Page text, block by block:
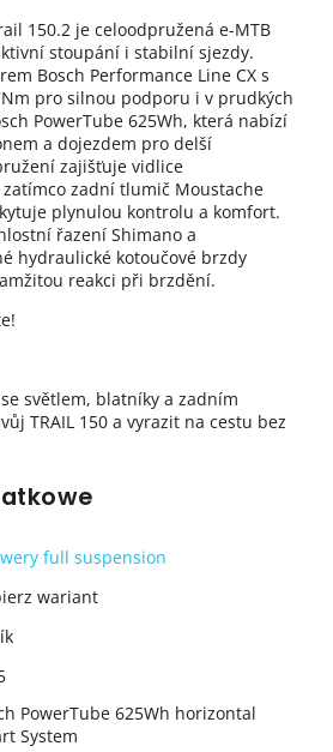
150.2 je celoodpružená e-MTB
stoupání i stabilní sjezdy.
Bosch Performance Line CX s
pro silnou podporu i v prudkých
PowerTube 625Wh, která nabízí
a dojezdem pro delší
zajišťuje vidlice
zatímco zadní tlumič Moustache
plynulou kontrolu a komfort.
řazení Shimano a
hydraulické kotoučové brzdy
reakci při brzdění.
světlem, blatníky a zadním
TRAIL 150 a vyrazit na cestu bez
full suspension
wariant
PowerTube 625Wh horizontal
System